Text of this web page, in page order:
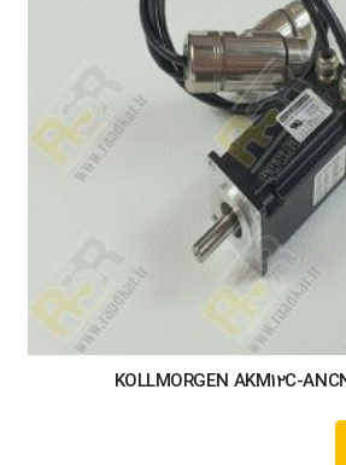
KOLLMORGEN AKM12C-